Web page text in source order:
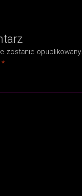
zostanie opublikowany.
*